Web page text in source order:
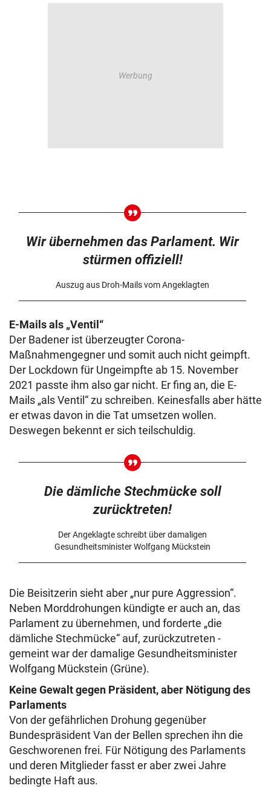
Wir übernehmen das Parlament. Wir
stürmen offiziell!
Auszug aus Droh-Mails vom Angeklagten
E-Mails als „Ventil“
Der Badener ist überzeugter Corona-
Maßnahmengegner und somit auch nicht geimpft.
Der Lockdown für Ungeimpfte ab 15. November
2021 passte ihm also gar nicht. Er fing an, die E-
Mails „als Ventil“ zu schreiben. Keinesfalls aber hätte
er etwas davon in die Tat umsetzen wollen.
Deswegen bekennt er sich teilschuldig.
Die dämliche Stechmücke soll
zurücktreten!
Der Angeklagte schreibt über damaligen
Gesundheitsminister Wolfgang Mückstein
Die Beisitzerin sieht aber „nur pure Aggression“.
Neben Morddrohungen kündigte er auch an, das
Parlament zu übernehmen, und forderte „die
dämliche Stechmücke“ auf, zurückzutreten -
gemeint war der damalige Gesundheitsminister
Wolfgang Mückstein (Grüne).
Keine Gewalt gegen Präsident, aber Nötigung des
Parlaments
Von der gefährlichen Drohung gegenüber
Bundespräsident Van der Bellen sprechen ihn die
Geschworenen frei. Für Nötigung des Parlaments
und deren Mitglieder fasst er aber zwei Jahre
bedingte Haft aus.